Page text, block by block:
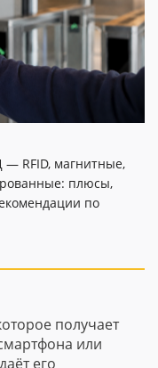
RFID, магнитные,
плюсы,
по
получает
или
его